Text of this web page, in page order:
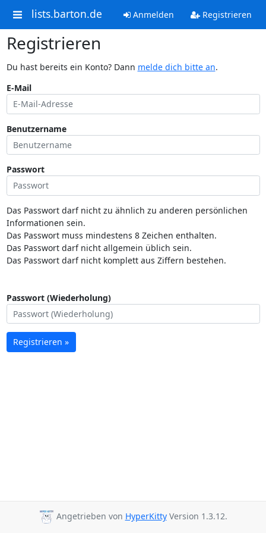
lists.barton.de Anmelden Registrieren
Registrieren
Du hast bereits ein Konto? Dann melde dich bitte an.
E-Mail
Benutzername
Passwort
Das Passwort darf nicht zu ähnlich zu anderen persönlichen
Informationen sein.
Das Passwort muss mindestens 8 Zeichen enthalten.
Das Passwort darf nicht allgemein üblich sein.
Das Passwort darf nicht komplett aus Ziffern bestehen.
Passwort (Wiederholung)
Registrieren »
Angetrieben von HyperKittyVersion 1.3.12.